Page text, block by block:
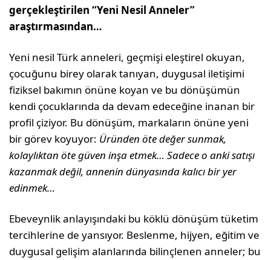
gerçekleştirilen “Yeni Nesil Anneler”
araştırmasından…
Yeni nesil Türk anneleri, geçmişi eleştirel okuyan,
çocuğunu birey olarak tanıyan, duygusal iletişimi
fiziksel bakımın önüne koyan ve bu dönüşümün
kendi çocuklarında da devam edeceğine inanan bir
profil çiziyor. Bu dönüşüm, markaların önüne yeni
bir görev koyuyor: Üründen öte değer sunmak,
kolaylıktan öte güven inşa etmek… Sadece o anki satışı
kazanmak değil, annenin dünyasında kalıcı bir yer
edinmek…
Ebeveynlik anlayışındaki bu köklü dönüşüm tüketim
tercihlerine de yansıyor. Beslenme, hijyen, eğitim ve
duygusal gelişim alanlarında bilinçlenen anneler; bu